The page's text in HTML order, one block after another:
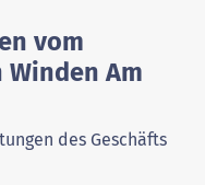
vom
Am
des Geschäfts